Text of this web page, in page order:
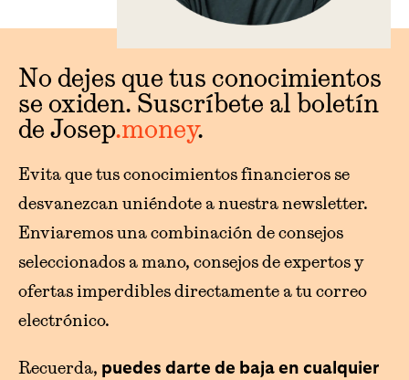
No dejes que tus conocimientos
se oxiden. Suscríbete al boletín
de Josep.money.
Evita que tus conocimientos financieros se
desvanezcan uniéndote a nuestra newsletter.
Enviaremos una combinación de consejos
seleccionados a mano, consejos de expertos y
ofertas imperdibles directamente a tu correo
electrónico.
Recuerda, puedes darte de baja en cualquier